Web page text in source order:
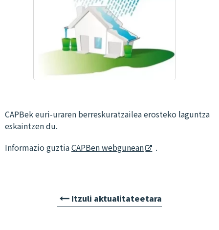
CAPBek euri-uraren berreskuratzailea erosteko laguntza
eskaintzen du.
Informazio guztiaCAPBen webgunean .
Itzuli aktualitateetara